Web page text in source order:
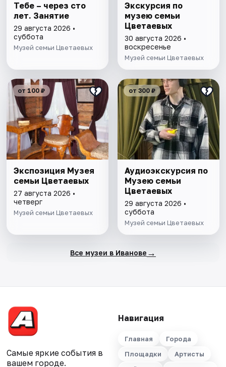
Тебе – через сто
лет. Занятие
29 августа 2026 •
суббота
Музей семьи Цветаевых
Экскурсия по
музею семьи
Цветаевых
30 августа 2026 •
воскресенье
Музей семьи Цветаевых
от 100 ₽
Экспозиция Музея
семьи Цветаевых
27 августа 2026 •
четверг
Музей семьи Цветаевых
от 300 ₽
Аудиоэкскурсия по
Музею семьи
Цветаевых
29 августа 2026 •
суббота
Музей семьи Цветаевых
Все музеи в Иванове →
Самые яркие события в
вашем городе.
Навигация
Главная
Города
Площадки
Артисты